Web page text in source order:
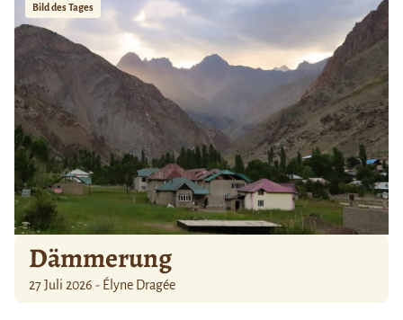
Bild des Tages
Dämmerung
27 Juli 2026 - Élyne Dragée